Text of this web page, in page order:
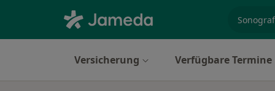
Versicherung Verfügbare Termine